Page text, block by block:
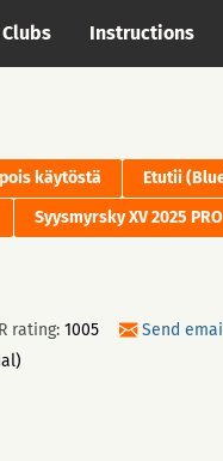
Clubs Instructions
käytöstä Etutii
Syysmyrsky XV 2025
rating: 1005
Send